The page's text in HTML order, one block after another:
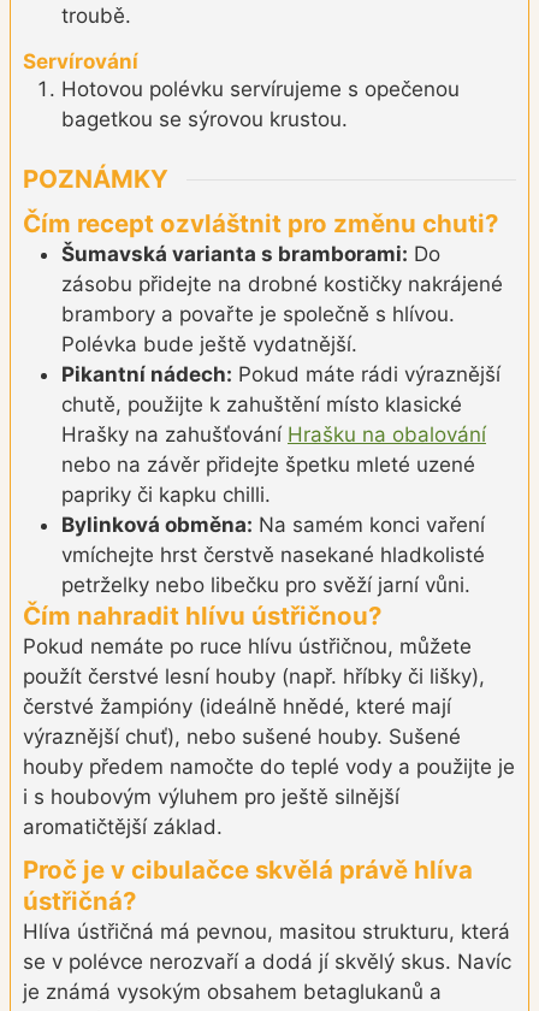
troubě.
Servírování
Hotovou polévku servírujeme s opečenou
bagetkou se sýrovou krustou.
POZNÁMKY
Čím recept ozvláštnit pro změnu chuti?
Šumavská varianta s bramborami: Do
zásobu přidejte na drobné kostičky nakrájené
brambory a povařte je společně s hlívou.
Polévka bude ještě vydatnější.
Pikantní nádech: Pokud máte rádi výraznější
chutě, použijte k zahuštění místo klasické
Hrašky na zahušťování Hrašku na obalování
nebo na závěr přidejte špetku mleté uzené
papriky či kapku chilli.
Bylinková obměna: Na samém konci vaření
vmíchejte hrst čerstvě nasekané hladkolisté
petrželky nebo libečku pro svěží jarní vůni.
Čím nahradit hlívu ústřičnou?
Pokud nemáte po ruce hlívu ústřičnou, můžete
použít čerstvé lesní houby (např. hříbky či lišky),
čerstvé žampióny (ideálně hnědé, které mají
výraznější chuť), nebo sušené houby. Sušené
houby předem namočte do teplé vody a použijte je
i s houbovým výluhem pro ještě silnější
aromatičtější základ.
Proč je v cibulačce skvělá právě hlíva
ústřičná?
Hlíva ústřičná má pevnou, masitou strukturu, která
se v polévce nerozvaří a dodá jí skvělý skus. Navíc
je známá vysokým obsahem betaglukanů a